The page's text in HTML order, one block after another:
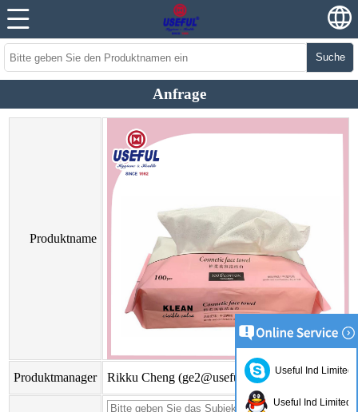
Suche
Anfrage
Produktname
Produktmanager Rikku Cheng (ge2@usefulhk.com)
Useful Ind Limited
Useful Ind Limited